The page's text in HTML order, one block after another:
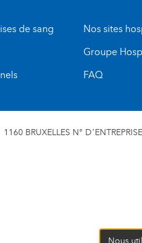
de sang
Nos sites
Groupe
FAQ
BRUXELLES N°
Nous